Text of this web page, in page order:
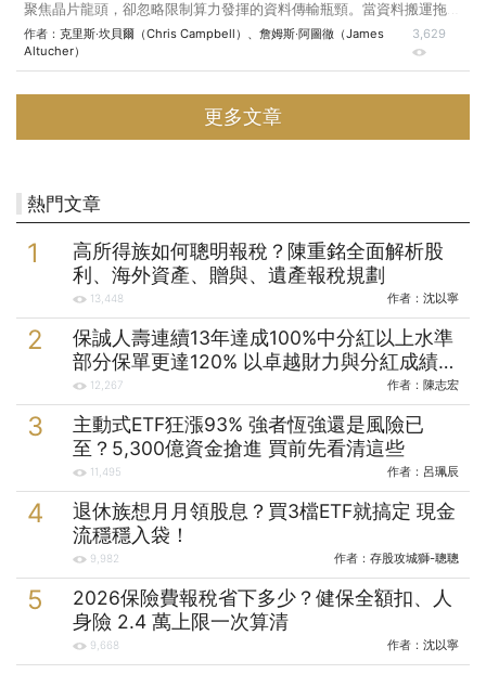
聚焦晶片龍頭，卻忽略限制算力發揮的資料傳輸瓶頸。當資料搬運拖慢
算力，能解決傳輸瓶頸、手握百億大單的艾斯特拉，才是更具布局潛力
的隱形贏家。 克里斯‧坎貝爾（Chris Campbell）小檔案 「阿圖徹投
位未來投資 機會。 詹姆斯．阿圖徹（James Altucher）小檔案 創投
作者： 克里斯‧坎貝爾（Chris Campbell）、詹姆斯‧阿圖徹（James
Altucher）
3,629
更多文章
熱門文章
高所得族如何聰明報稅？陳重銘全面解析股
利、海外資產、贈與、遺產報稅規劃
13,448 作者： 沈以寧
保誠人壽連續13年達成100%中分紅以上水準
部分保單更達120% 以卓越財力與分紅成績實
踐保戶承諾
12,267 作者： 陳志宏
主動式ETF狂漲93% 強者恆強還是風險已
至？5,300億資金搶進 買前先看清這些
11,495 作者： 呂珮辰
退休族想月月領股息？買3檔ETF就搞定 現金
流穩穩入袋！
9,982 作者： 存股攻城獅-聰聰
2026保險費報稅省下多少？健保全額扣、人
身險 2.4 萬上限一次算清
9,668 作者： 沈以寧